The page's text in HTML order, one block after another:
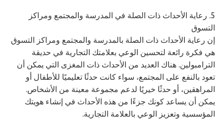
5. رعاية الأحداث ذات الصلة في المدرسة والمجتمع ومراكز
التسوق
إن رعاية الأحداث ذات الصلة بالمدرسة والمجتمع ومراكز التسوق
هي فكرة رائعة لتحسين الوعي بعلامتك التجارية في حديقة
الترامبولين. هناك العديد من الأحداث ذات المغزى التي يمكن أن
تعود بالنفع على المجتمع، سواء كانت حدثًا تعليميًا للأطفال أو
المراهقين، أو حدثًا خيريًا لدعم مجموعة معينة من الأشخاص.
يمكن أن يساعد كونك جزءًا من هذه الأحداث في إنشاء هويتك
المؤسسية وتعزيز الوعي بالعلامة التجارية.